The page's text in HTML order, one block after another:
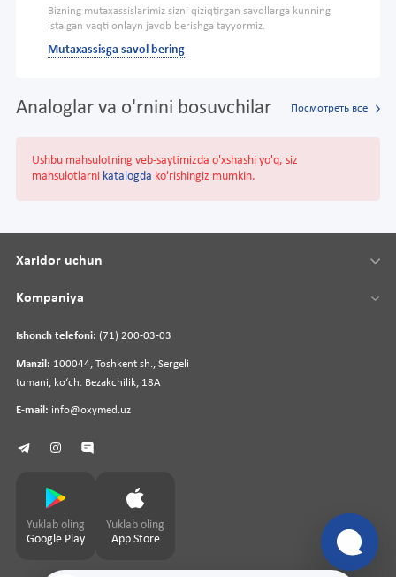
Bizning mutaxassislarimiz sizni qiziqtirgan savollarga kunning
istalgan vaqti onlayn javob berishga tayyormiz.
Mutaxassisga savol bering
Analoglar va o'rnini bosuvchilar Посмотреть все
Ushbu mahsulotning veb-saytimizda o'xshashi yo'q, siz
mahsulotlarni katalogda ko'rishingiz mumkin.
Ishonch telefoni: (71) 200-03-03
Manzil: 100044, Toshkent sh., Sergeli
tumani, koʻch. Bezakchilik, 18A
E-mail: info@oxymed.uz
Xaridor uchun
Kompaniya
Yuklab oling
Google Play
Yuklab oling
App Store